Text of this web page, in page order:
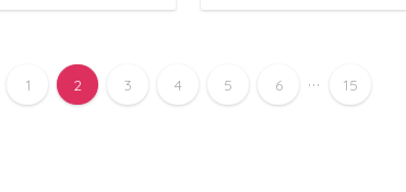
1 2 3 4 5 6 ... 15